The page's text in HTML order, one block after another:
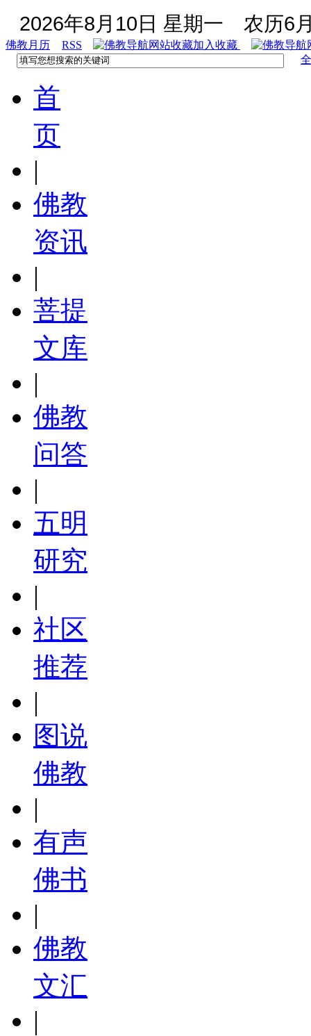
2026年8月10日 星期一 农历6
佛教月历 RSS
加入收藏
首
页
|
佛教
资讯
|
菩提
文库
|
佛教
问答
|
五明
研究
|
社区
推荐
|
图说
佛教
|
有声
佛书
|
佛教
文汇
|